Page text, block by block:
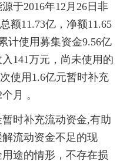
于2016年12月26日非
额11.73亿，净额11.65
计使用募集资金9.56亿
141万元，尚未使用的
使用1.6亿元暂时补充
月 。
时补充流动资金,有助
流动资金不足的现
途的情形，不存在损